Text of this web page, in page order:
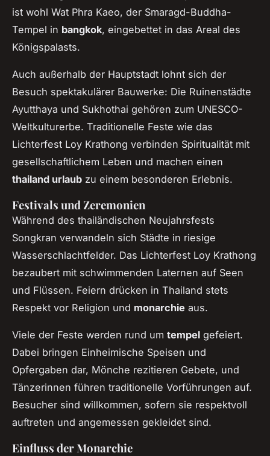
ist wohl Wat Phra Kaeo, der Smaragd-Buddha-
Tempel in bangkok, eingebettet in das Areal des
Königspalasts.
Auch außerhalb der Hauptstadt lohnt sich der
Besuch spektakulärer Bauwerke: Die Ruinenstädte
Ayutthaya und Sukhothai gehören zum UNESCO-
Weltkulturerbe. Traditionelle Feste wie das
Lichterfest Loy Krathong verbinden Spiritualität mit
gesellschaftlichem Leben und machen einen
thailand urlaub zu einem besonderen Erlebnis.
Festivals und Zeremonien
Während des thailändischen Neujahrsfests
Songkran verwandeln sich Städte in riesige
Wasserschlachtfelder. Das Lichterfest Loy Krathong
bezaubert mit schwimmenden Laternen auf Seen
und Flüssen. Feiern drücken in Thailand stets
Respekt vor Religion und monarchie aus.
Viele der Feste werden rund um tempel gefeiert.
Dabei bringen Einheimische Speisen und
Opfergaben dar, Mönche rezitieren Gebete, und
Tänzerinnen führen traditionelle Vorführungen auf.
Besucher sind willkommen, sofern sie respektvoll
auftreten und angemessen gekleidet sind.
Einfluss der Monarchie